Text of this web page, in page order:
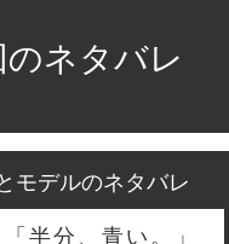
ネタバレ
モデルのネタバレ
半分、青い。」